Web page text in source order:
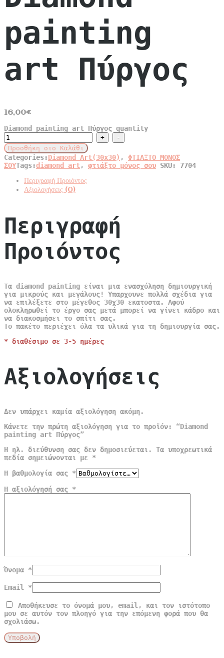
painting
art Πύργος
16,00€
Diamond painting art Πύργος quantity
Προσθήκη στο Καλάθι
Categories:Diamond Art(30x30) , ΦΤΙΑΞΤΟ ΜΟΝΟΣ
ΣΟΥTags:diamond art, φτιάξτο μόνος σου SKU: 7704
Περιγραφή Προιόντος
Αξιολογήσεις (0)
Περιγραφή
Προιόντος
Τα diamond painting είναι μια ενασχόληση δημιουργική
για μικρούς και μεγάλους! Υπαρχουνε πολλά σχέδια για
να επιλέξετε στο μέγεθος 30χ30 εκατοστα. Αφού
ολοκληρωθεί το έργο σας μετά μπορεί να γίνει κάδρο και
να διακοσμήσει το σπίτι σας.
Το πακέτο περιέχει όλα τα υλικά για τη δημιουργία σας.
* διαθέσιμο σε 3-5 ημέρες
Αξιολογήσεις
Δεν υπάρχει καμία αξιολόγηση ακόμη.
Κάνετε την πρώτη αξιολόγηση για το προϊόν: “Diamond
painting art Πύργος”
Η ηλ. διεύθυνση σας δεν δημοσιεύεται.
Τα υποχρεωτικά
πεδία σημειώνονται με *
Η βαθμολογία σας *
Η αξιολόγησή σας *
Όνομα *
Email *
Αποθήκευσε το όνομά μου, email, και τον ιστότοπο
μου σε αυτόν τον πλοηγό για την επόμενη φορά που θα
σχολιάσω.